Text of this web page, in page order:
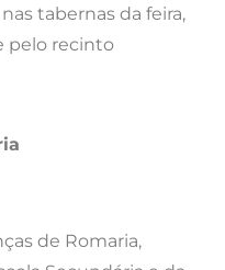
tabernas da feira,
pelo recinto
de Romaria,